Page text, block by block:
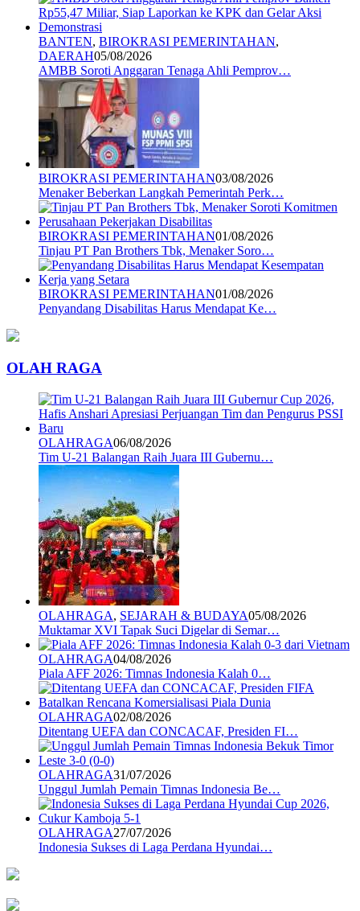
BANTEN, BIROKRASI PEMERINTAHAN,
DAERAH05/08/2026
AMBB Soroti Anggaran Tenaga Ahli Pemprov…
BIROKRASI PEMERINTAHAN03/08/2026
Menaker Beberkan Langkah Pemerintah Perk…
BIROKRASI PEMERINTAHAN01/08/2026
Tinjau PT Pan Brothers Tbk, Menaker Soro…
BIROKRASI PEMERINTAHAN01/08/2026
Penyandang Disabilitas Harus Mendapat Ke…
OLAH RAGA
OLAHRAGA06/08/2026
Tim U-21 Balangan Raih Juara III Gubernu…
OLAHRAGA, SEJARAH & BUDAYA05/08/2026
Muktamar XVI Tapak Suci Digelar di Semar…
OLAHRAGA04/08/2026
Piala AFF 2026: Timnas Indonesia Kalah 0…
OLAHRAGA02/08/2026
Ditentang UEFA dan CONCACAF, Presiden FI…
OLAHRAGA31/07/2026
Unggul Jumlah Pemain Timnas Indonesia Be…
OLAHRAGA27/07/2026
Indonesia Sukses di Laga Perdana Hyundai…